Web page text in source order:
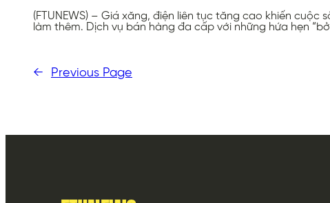
(FTUNEWS) – Giá xăng, điện liên tục tăng cao khiến
làm thêm. Dịch vụ bán hàng đa cấp với những hứa hẹn
← Previous Page